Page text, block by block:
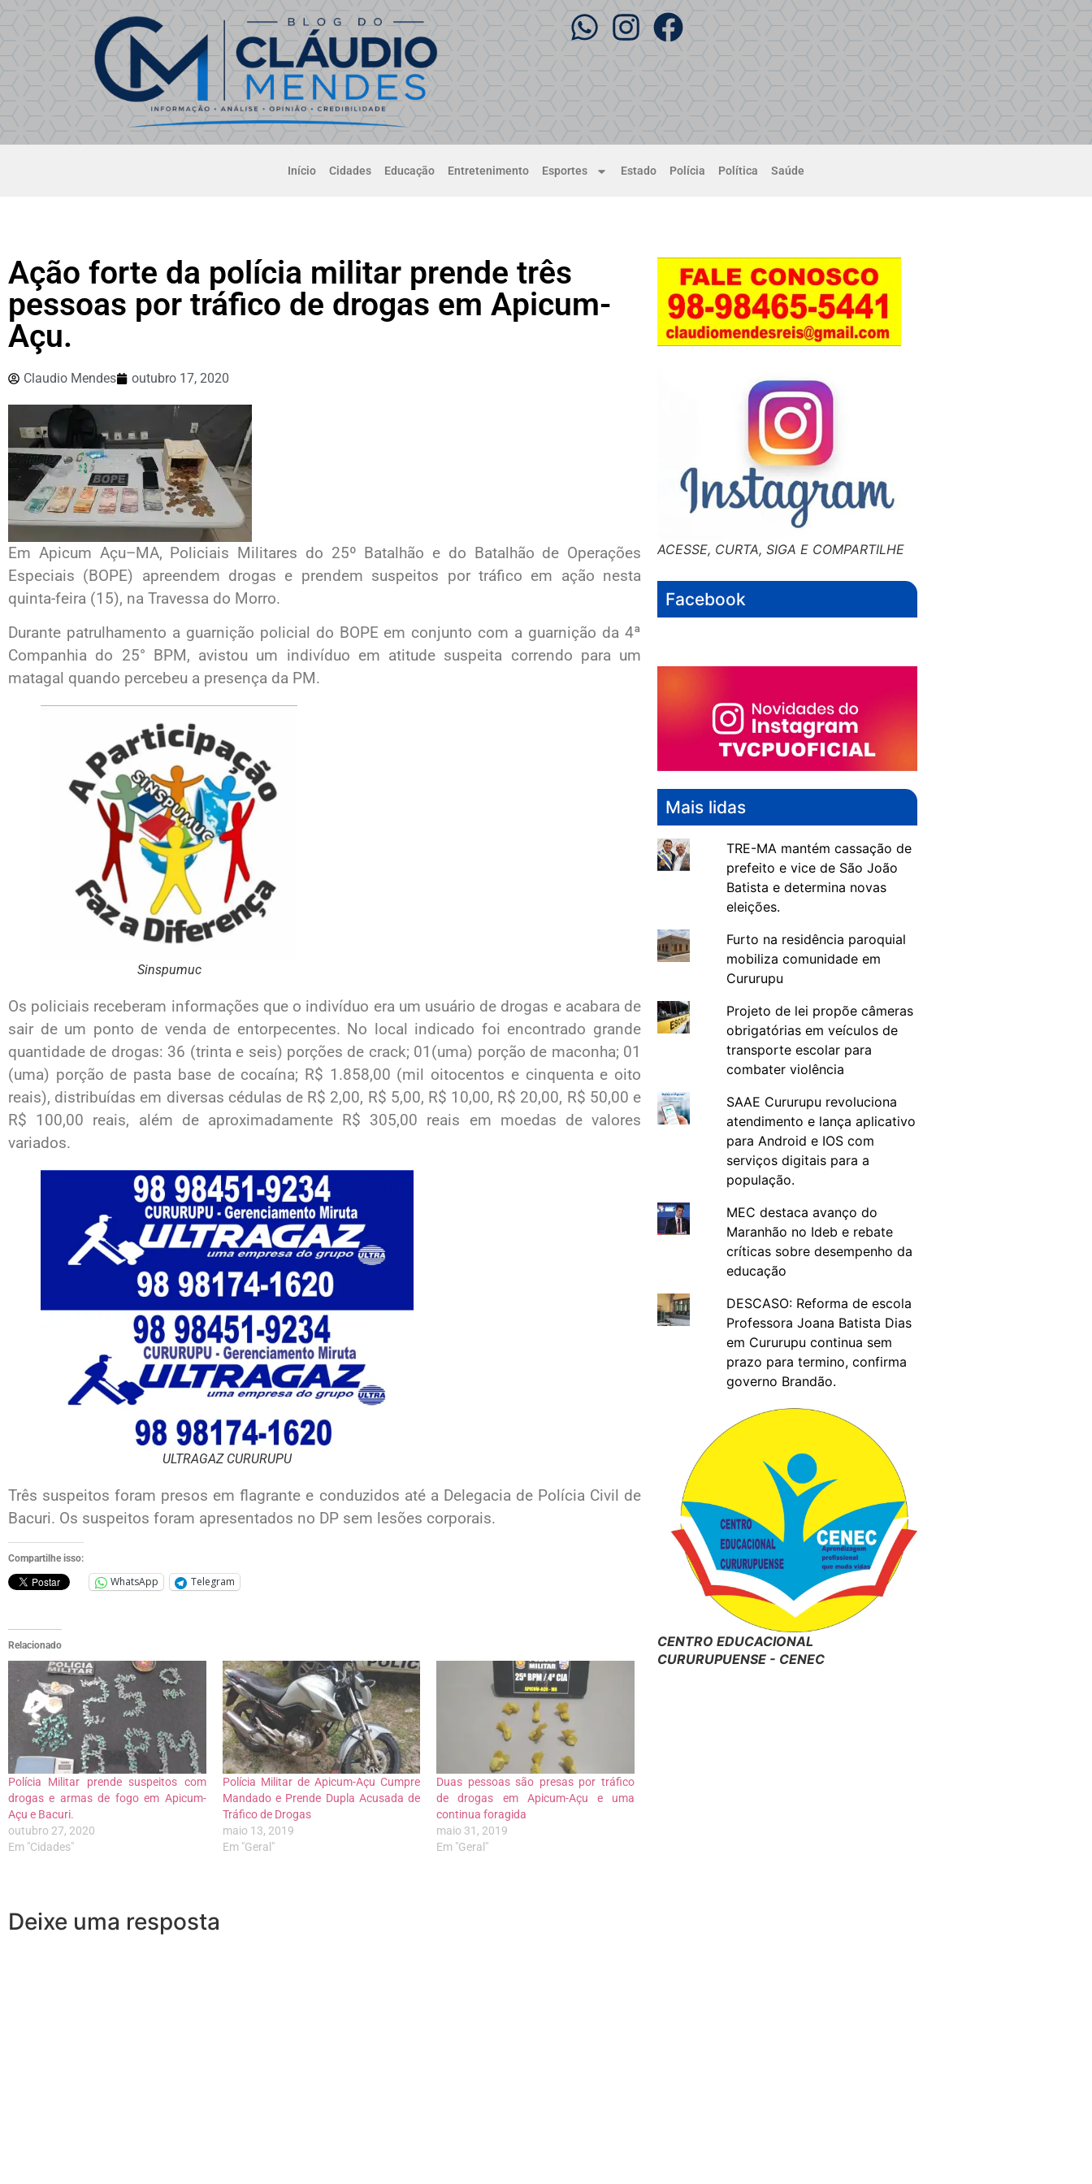
Início Cidades Educação Entretenimento Esportes Estado Polícia Política Saúde
Ação forte da polícia militar prende três
pessoas por tráfico de drogas em Apicum-
Açu.
Claudio Mendes outubro 17, 2020
Em Apicum Açu–MA, Policiais Militares do 25º Batalhão e do Batalhão de Operações
Especiais (BOPE) apreendem drogas e prendem suspeitos por tráfico em ação nesta
quinta-feira (15), na Travessa do Morro.
Durante patrulhamento a guarnição policial do BOPE em conjunto com a guarnição da 4ª
Companhia do 25° BPM, avistou um indivíduo em atitude suspeita correndo para um
matagal quando percebeu a presença da PM.
Sinspumuc
Os policiais receberam informações que o indivíduo era um usuário de drogas e acabara de
sair de um ponto de venda de entorpecentes. No local indicado foi encontrado grande
quantidade de drogas: 36 (trinta e seis) porções de crack; 01(uma) porção de maconha; 01
(uma) porção de pasta base de cocaína; R$ 1.858,00 (mil oitocentos e cinquenta e oito
reais), distribuídas em diversas cédulas de R$ 2,00, R$ 5,00, R$ 10,00, R$ 20,00, R$ 50,00 e
R$ 100,00 reais, além de aproximadamente R$ 305,00 reais em moedas de valores
variados.
ULTRAGAZ CURURUPU
Três suspeitos foram presos em flagrante e conduzidos até a Delegacia de Polícia Civil de
Bacuri. Os suspeitos foram apresentados no DP sem lesões corporais.
Compartilhe isso:
WhatsApp Telegram
Relacionado
Polícia Militar prende suspeitos com
drogas e armas de fogo em Apicum-
Açu e Bacuri.
outubro 27, 2020
Em "Cidades"
Polícia Militar de Apicum-Açu Cumpre
Mandado e Prende Dupla Acusada de
Tráfico de Drogas
maio 13, 2019
Em "Geral"
Duas pessoas são presas por tráfico
de drogas em Apicum-Açu e uma
continua foragida
maio 31, 2019
Em "Geral"
Deixe uma resposta
ACESSE, CURTA, SIGA E COMPARTILHE
Facebook
Mais lidas
TRE-MA mantém cassação de
prefeito e vice de São João
Batista e determina novas
eleições.
Furto na residência paroquial
mobiliza comunidade em
Cururupu
Projeto de lei propõe câmeras
obrigatórias em veículos de
transporte escolar para
combater violência
SAAE Cururupu revoluciona
atendimento e lança aplicativo
para Android e IOS com
serviços digitais para a
população.
MEC destaca avanço do
Maranhão no Ideb e rebate
críticas sobre desempenho da
educação
DESCASO: Reforma de escola
Professora Joana Batista Dias
em Cururupu continua sem
prazo para termino, confirma
governo Brandão.
CENTRO EDUCACIONAL
CURURUPUENSE - CENEC